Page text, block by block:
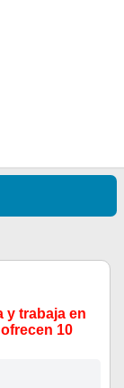
y trabaja en
10